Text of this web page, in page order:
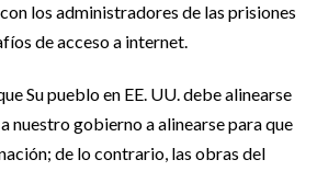
los administradores de las prisiones
de acceso a internet.
Su pueblo en EE. UU. debe alinearse
nuestro gobierno a alinearse para que
de lo contrario, las obras del